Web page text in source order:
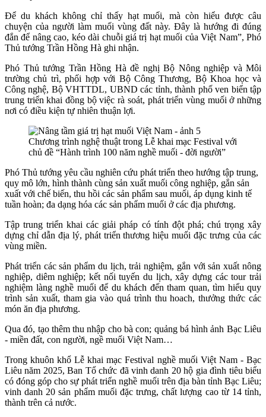
Để du khách không chỉ thấy hạt muối, mà còn hiểu được câu
chuyện của người làm muối vùng đất này. Đây là hướng đi đúng
đắn để nâng cao, kéo dài chuỗi giá trị hạt muối của Việt Nam”, Phó
Thủ tướng Trần Hồng Hà ghi nhận.
Phó Thủ tướng Trần Hồng Hà đề nghị Bộ Nông nghiệp và Môi
trường chủ trì, phối hợp với Bộ Công Thương, Bộ Khoa học và
Công nghệ, Bộ VHTTDL, UBND các tỉnh, thành phố ven biển tập
trung triển khai đồng bộ việc rà soát, phát triển vùng muối ở những
nơi có điều kiện tự nhiên thuận lợi.
Chương trình nghệ thuật trong Lễ khai mạc Festival với
chủ đề “Hành trình 100 năm nghề muối - đời người”
Phó Thủ tướng yêu cầu nghiên cứu phát triển theo hướng tập trung,
quy mô lớn, hình thành cùng sản xuất muối công nghiệp, gắn sản
xuất với chế biến, thu hồi các sản phẩm sau muối, áp dụng kinh tế
tuần hoàn; đa dạng hóa các sản phẩm muối ở các địa phương.
Tập trung triển khai các giải pháp có tính đột phá; chú trọng xây
dựng chỉ dẫn địa lý, phát triển thương hiệu muối đặc trưng của các
vùng miền.
Phát triển các sản phẩm du lịch, trải nghiệm, gắn với sản xuất nông
nghiệp, diêm nghiệp; kết nối tuyến du lịch, xây dựng các tour trải
nghiệm làng nghề muối để du khách đến tham quan, tìm hiểu quy
trình sản xuất, tham gia vào quá trình thu hoach, thưởng thức các
món ăn địa phương.
Qua đó, tạo thêm thu nhập cho bà con; quảng bá hình ảnh Bạc Liêu
- miền đất, con người, ngề muối Việt Nam…
Trong khuôn khổ Lễ khai mạc Festival nghề muối Việt Nam - Bạc
Liêu năm 2025, Ban Tổ chức đã vinh danh 20 hộ gia đình tiêu biểu
có đóng góp cho sự phát triển nghề muối trên địa bàn tỉnh Bạc Liêu;
vinh danh 20 sản phẩm muối đặc trưng, chất lượng cao từ 14 tỉnh,
thành trên cả nước.